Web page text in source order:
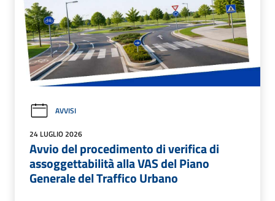
AVVISI
24 LUGLIO 2026
Avvio del procedimento di verifica di
assoggettabilità alla VAS del Piano
Generale del Traffico Urbano